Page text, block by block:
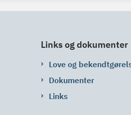
Links og dokumenter
Love og
Dokumenter
Links